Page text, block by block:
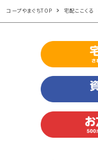
コープやまぐちTOP 宅配ここくる